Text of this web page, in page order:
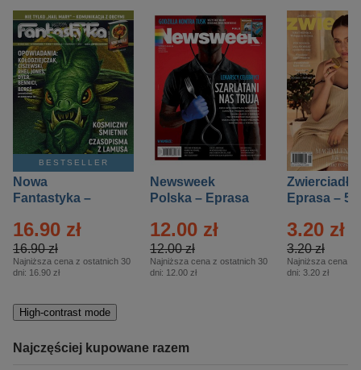
BESTSELLER
Nowa
Fantastyka –
16.90 zł
16.90 zł
Najniższa cena z ostatnich 30
dni: 16.90 zł
Newsweek
Polska – Eprasa
12.00 zł
12.00 zł
Najniższa cena z ostatnich 30
dni: 12.00 zł
Zwierciadło
Eprasa – 5/
3.20 zł
3.20 zł
Najniższa cena z
dni: 3.20 zł
High-contrast mode
Najczęściej kupowane razem